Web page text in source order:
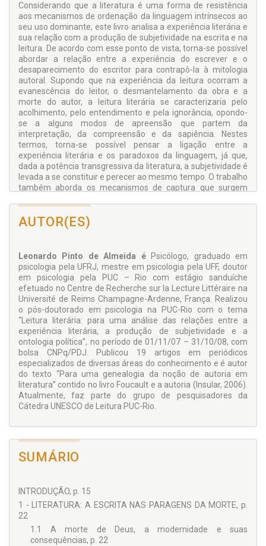
Considerando que a literatura é uma forma de resistência
aos mecanismos de ordenação da linguagem intrínsecos ao
seu uso dominante, este livro analisa a experiência literária e
sua relação com a produção de subjetividade na escrita e na
leitura. De acordo com esse ponto de vista, torna-se possível
abordar a relação entre a experiência do escrever e o
desaparecimento do escritor para contrapô-la à mitologia
autoral. Supondo que na experiência da leitura ocorram a
evanescência do leitor, o desmantelamento da obra e a
morte do autor, a leitura literária se caracterizaria pelo
acolhimento, pelo entendimento e pela ignorância, opondo-
se a alguns modos de apreensão que partem da
interpretação, da compreensão e da sapiência. Nestes
termos, torna-se possível pensar a ligação entre a
experiência literária e os paradoxos da linguagem, já que,
dada a potência transgressiva da literatura, a subjetividade é
levada a se constituir e perecer ao mesmo tempo. O trabalho
também aborda os mecanismos de captura que surgem
perdidas e restringindo sentidos através da dialetização dos
elementos da experiência literária. Deste modo, observa-se
uma tensão entre a natureza fugidia da literatura e os
da obra empreendidos pela cultura, pelo mercado e pela
crítica literária, assim como a possibilidade de uma crítica
libertadora que não silencia a ressonância da experiência da
leitura com um excesso de compreensão”.
Prof. Dr. Carlos Augusto Peixoto Júnior
Professor do Departamento de Psicologia da PUC/RJ
AUTOR(ES)
Leonardo Pinto de Almeida éPsicólogo, graduado em
psicologia pela UFRJ, mestre em psicologia pela UFF, doutor
em psicologia pela PUC – Rio com estágio sanduíche
efetuado no Centre de Recherche sur la Lecture Littéraire na
Université de Reims Champagne-Ardenne, França. Realizou
o pós-doutorado em psicologia na PUC-Rio com o tema
“Leitura literária: para uma análise das relações entre a
experiência literária, a produção de subjetividade e a
ontologia política”, no período de 01/11/07 – 31/10/08, com
bolsa CNPq/PDJ. Publicou 19 artigos em periódicos
especializados de diversas áreas do conhecimento e é autor
do texto “Para uma genealogia da noção de autoria em
literatura” contido no livro Foucault e a autoria (Insular, 2006).
Atualmente, faz parte do grupo de pesquisadores da
Cátedra UNESCO de Leitura PUC-Rio.
SUMÁRIO
INTRODUÇÃO, p. 15
1 - LITERATURA: A ESCRITA NAS PARAGENS DA MORTE, p.
22
1.1 A morte de Deus, a modernidade e suas
consequências, p. 22